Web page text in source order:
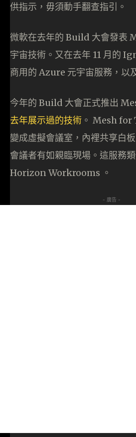
供指示，毋須動手翻查指引。
微軟在去年的 Build 大會發表
宇宙技術。又在去年 11 月的
商用的 Azure 元宇宙服務，以
今年的 Build 大會正式推出
去年展示過的技術 。 Mesh for
變成虛擬會議室，內裡共享白
會議者有如親臨現場。這服務
Horizon Workrooms 。
- 廣告 -